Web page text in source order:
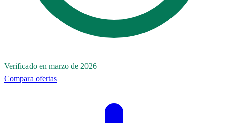
Verificado en marzo de 2026
Compara ofertas